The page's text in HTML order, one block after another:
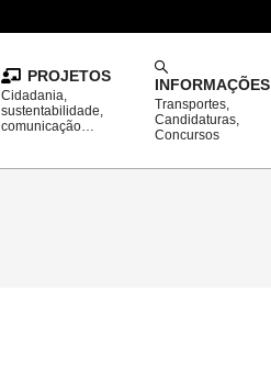
PROJETOS
Cidadania,
sustentabilidade,
comunicação…
INFORMAÇÕES
Transportes,
Candidaturas,
Concursos